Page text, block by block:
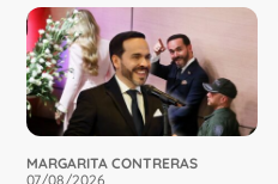
MARGARITA CONTRERAS
07/08/2026